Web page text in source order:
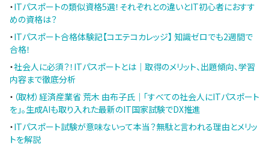
・ITパスポートの類似資格5選！それぞれとの違いとIT初心者におすす
めの資格は？
・ITパスポート合格体験記【コエテコカレッジ】 知識ゼロでも2週間で
合格！
・社会人に必須？！ITパスポートとは｜取得のメリット、出題傾向、学習
内容まで徹底分析
・ （取材）経済産業省 荒木 由布子氏｜「すべての社会人にITパスポート
を」。生成AIも取り入れた最新のIT国家試験でDX推進
・ITパスポート試験が意味ないって本当？無駄と言われる理由とメリッ
トを解説